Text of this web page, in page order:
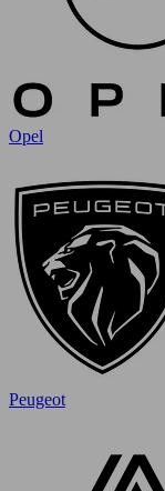
Opel
Peugeot